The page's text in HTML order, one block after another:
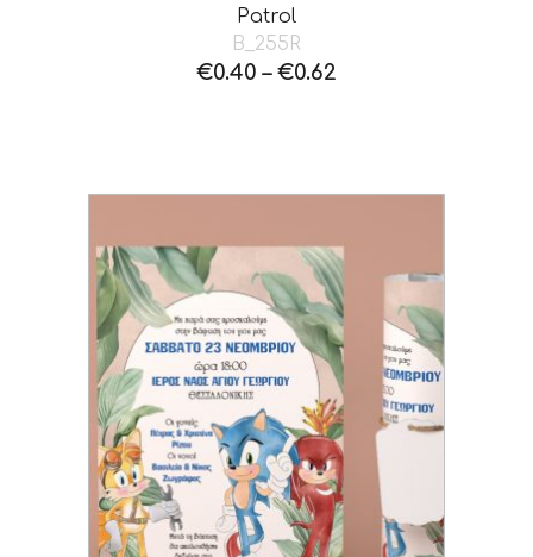
Patrol
B_255R
€0.40 – €0.62